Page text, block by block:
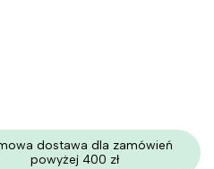
dostawa dla zamówień
powyżej 400 zł